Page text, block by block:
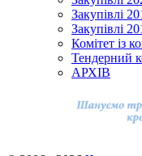
Закупівлі
Закупівлі
Комітет із
Тендерний
АРХІВ